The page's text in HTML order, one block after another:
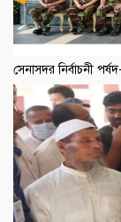
সেনাসদর নির্বাচনী